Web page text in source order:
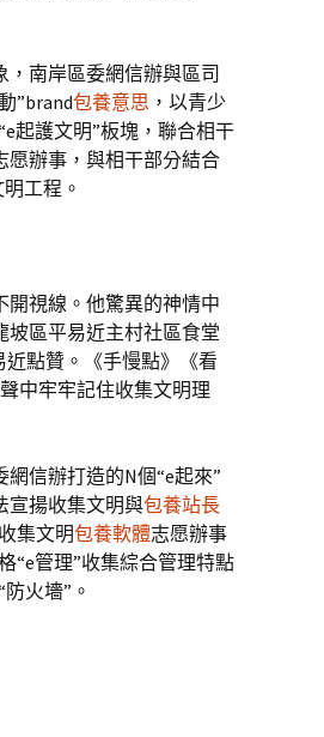
南岸區委網信辦與區司
”brand包養意思 ，以青少
起護文明”板塊，聯合相干
愿辦事，與相干部分結合
工程。
視線。他驚異的神情中
坡區平易近主村社區食堂
點贊。《手慢點》《看
中牢牢記住收集文明理
網信辦打造的N個“e起來”
宣揚收集文明與包養站長
集文明包養軟體志愿辦事
“e管理”收集綜合管理特點
火墻”。